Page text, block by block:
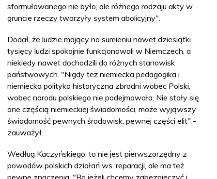
sformułowanego nie było, ale różnego rodzaju akty w
gruncie rzeczy tworzyły system abolicyjny".
Dodał, że ludzie mający na sumieniu nawet dziesiątki
tysięcy ludzi spokojnie funkcjonowali w Niemczech, a
niekiedy nawet dochodzili do różnych stanowisk
państwowych. "Nigdy też niemiecka pedagogika i
niemiecka polityka historyczna zbrodni wobec Polski,
wobec narodu polskiego nie podejmowała. Nie stały się
one częścią niemieckiej świadomości, może wyjąwszy
świadomość pewnych środowisk, pewnej części elit" -
zauważył.
Według Kaczyńskiego, to nie jest pierwszorzędny z
powodów polskich działań ws. reparacji, ale ma też
pewne znaczenia. "Bo jeżeli chcemy zabezpieczyć i